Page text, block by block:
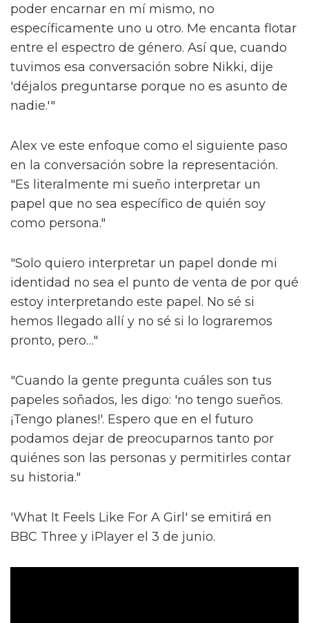
poder encarnar en mí mismo, no
específicamente uno u otro. Me encanta flotar
entre el espectro de género. Así que, cuando
tuvimos esa conversación sobre Nikki, dije
'déjalos preguntarse porque no es asunto de
nadie.'"
Alex ve este enfoque como el siguiente paso
en la conversación sobre la representación.
"Es literalmente mi sueño interpretar un
papel que no sea específico de quién soy
como persona."
"Solo quiero interpretar un papel donde mi
identidad no sea el punto de venta de por qué
estoy interpretando este papel. No sé si
hemos llegado allí y no sé si lo lograremos
pronto, pero…"
"Cuando la gente pregunta cuáles son tus
papeles soñados, les digo: 'no tengo sueños.
¡Tengo planes!'. Espero que en el futuro
podamos dejar de preocuparnos tanto por
quiénes son las personas y permitirles contar
su historia."
'What It Feels Like For A Girl' se emitirá en
BBC Three y iPlayer el 3 de junio.